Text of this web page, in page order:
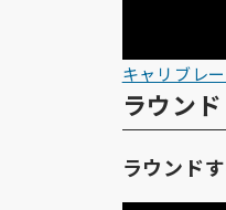
キャリブレ
ラウンド
ラウンド